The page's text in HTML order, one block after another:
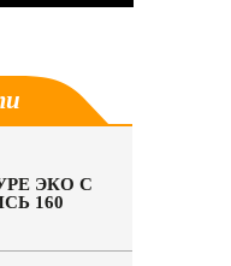
ЭКО С
160